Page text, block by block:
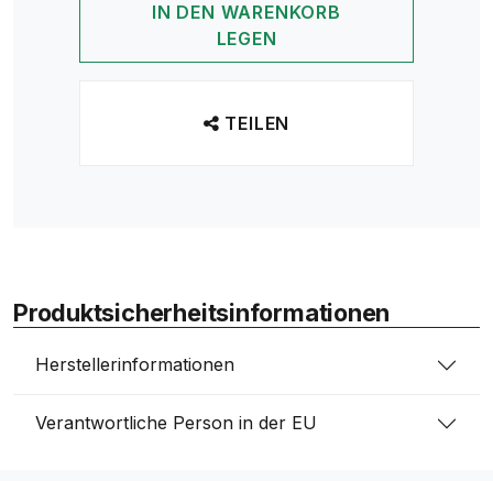
IN DEN WARENKORB
LEGEN
TEILEN
Produktsicherheitsinformationen
Herstellerinformationen
Verantwortliche Person in der EU